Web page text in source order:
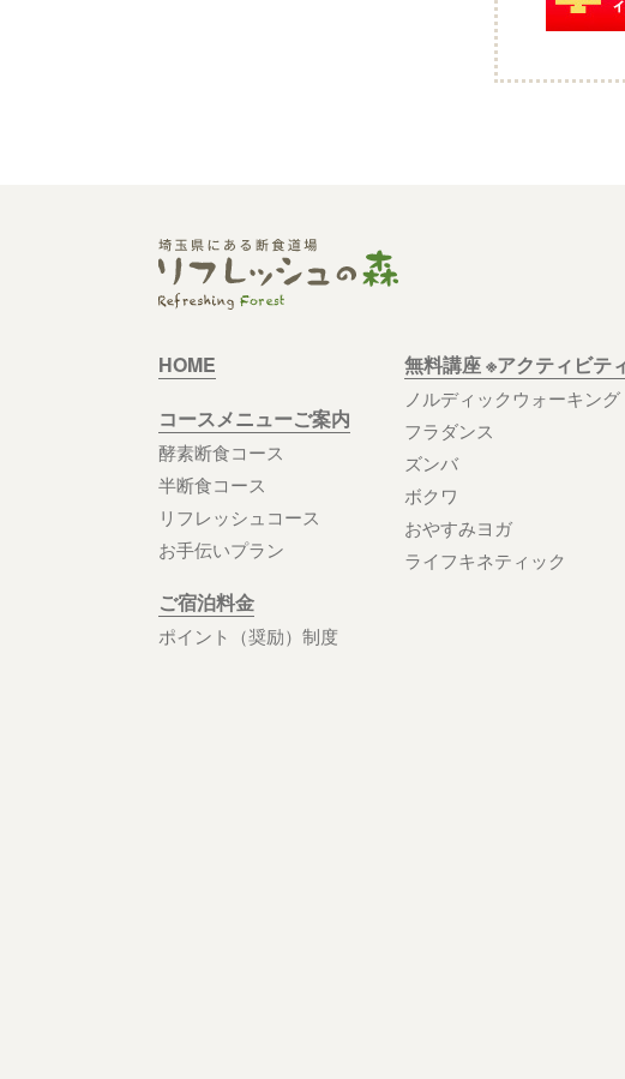
HOME
コースメニューご案内
酵素断食コース
半断食コース
リフレッシュコース
お手伝いプラン
ご宿泊料金
ポイント（奨励）制度
無料講座 ※アクティビテ
ノルディックウォーキング
フラダンス
ズンバ
ボクワ
おやすみヨガ
ライフキネティック